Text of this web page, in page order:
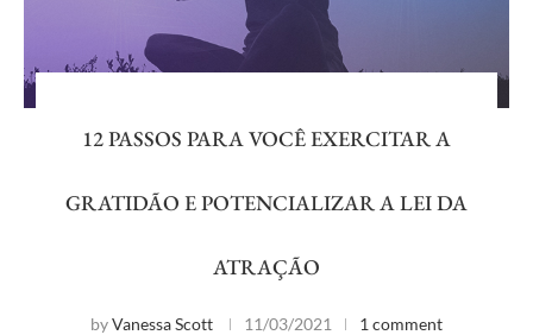
12 PASSOS PARA VOCÊ EXERCITAR A
GRATIDÃO E POTENCIALIZAR A LEI DA
ATRAÇÃO
byVanessa Scott 11/03/2021 1 comment